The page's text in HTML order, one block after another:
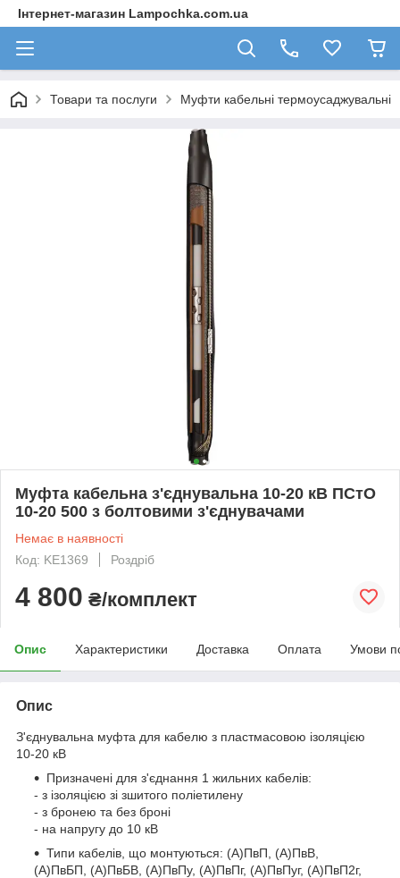
Інтернет-магазин Lampochka.com.ua
Товари та послуги Муфти кабельні термоусаджувальні
Муфта кабельна з'єднувальна 10-20 кВ ПСтО
10-20 500 з болтовими з'єднувачами
Немає в наявності
Код: KE1369
Роздріб
4 800 ₴/комплект
Опис Характеристики Доставка Оплата Умови
Опис
З'єднувальна муфта для кабелю з пластмасовою ізоляцією
10-20 кВ
Призначені для з'єднання 1 жильних кабелів:
- з ізоляцією зі зшитого поліетилену
- з бронею та без броні
- на напругу до 10 кВ
Типи кабелів, що монтуються: (А)ПвП, (А)ПвВ,
(А)ПвБП, (А)ПвБВ, (А)ПвПу, (А)ПвПг, (А)ПвПуг, (А)ПвП2г,